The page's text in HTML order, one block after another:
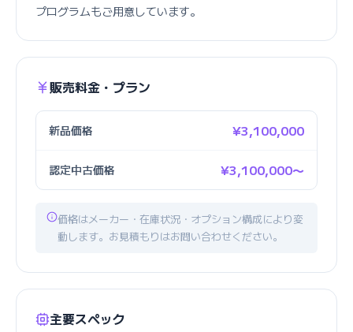
プログラムもご用意しています。
販売料金・プラン
新品価格 ¥3,100,000
認定中古価格 ¥3,100,000〜
価格はメーカー・在庫状況・オプション構成により変
動します。お見積もりはお問い合わせください。
主要スペック